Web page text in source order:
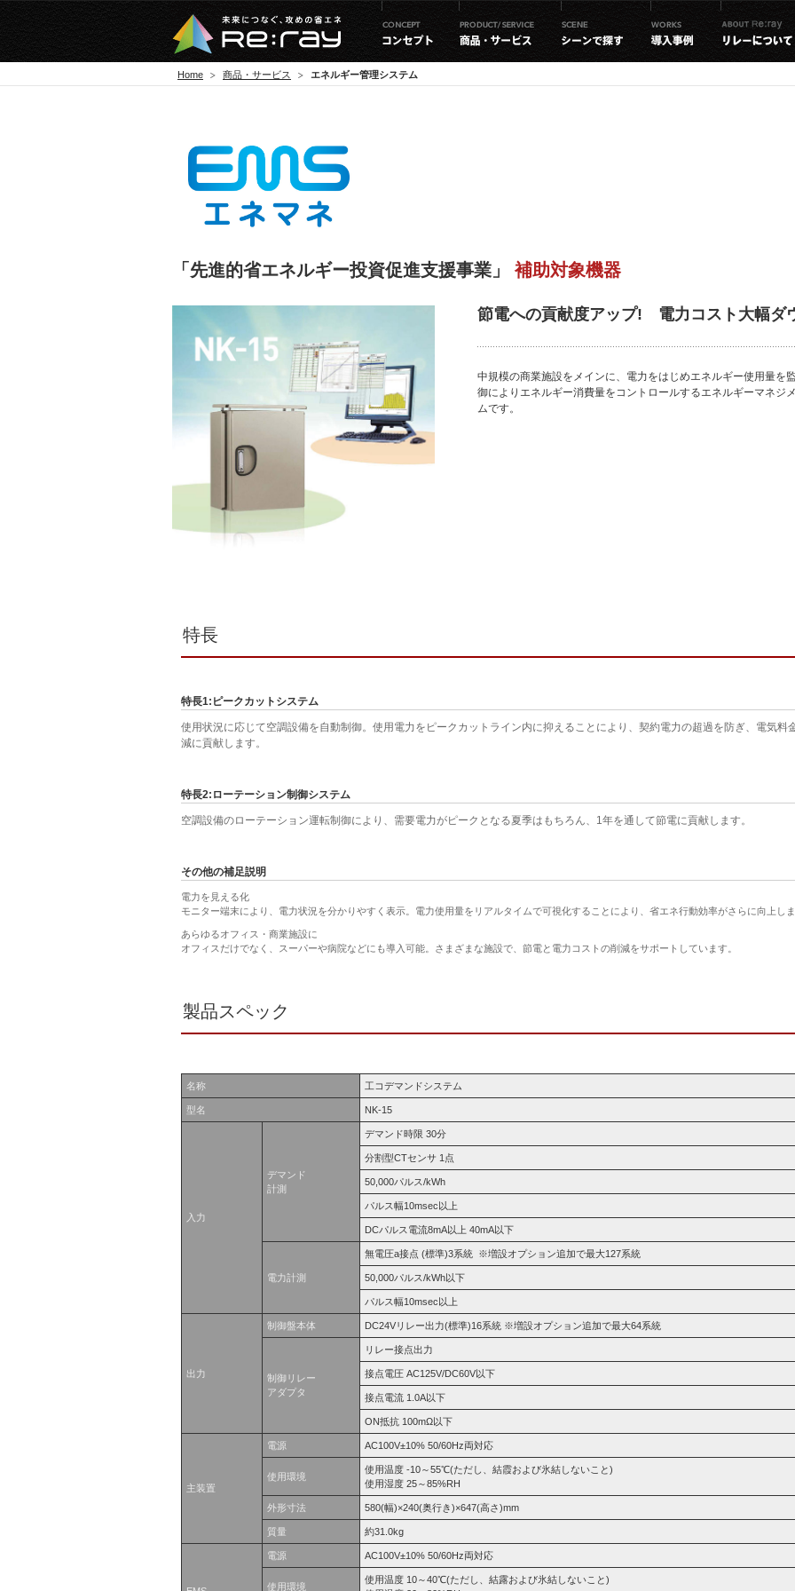
Home 商品・サービス エネルギー管理システム
「先進的省エネルギー投資促進支援事業」 補助対象機器
節電への貢献度アップ! 電力コスト大幅ダ
中規模の商業施設をメインに、電力をはじめエネルギー使用量を
御によりエネルギー消費量をコントロールするエネルギーマネジ
ムです。
特長
特長1:ピークカットシステム
使用状況に応じて空調設備を自動制御。使用電力をピークカットライン内に抑えることにより、契約電力の超過を防ぎ、電気料
減に貢献します。
特長2:ローテーション制御システム
空調設備のローテーション運転制御により、需要電力がピークとなる夏季はもちろん、1年を通して節電に貢献します。
その他の補足説明
電力を見える化
モニター端末により、電力状況を分かりやすく表示。電力使用量をリアルタイムで可視化することにより、省エネ行動効率がさらに向上し
あらゆるオフィス・商業施設に
オフィスだけでなく、スーパーや病院などにも導入可能。さまざまな施設で、節電と電力コストの削減をサポートしています。
製品スペック
名称 工コデマンドシステム
型名 NK-15
入力
デマンド
計測
デマンド時限 30分
分割型CTセンサ 1点
50,000パルス/kWh
パルス幅10msec以上
DCパルス電流8mA以上 40mA以下
電力計測
無電圧a接点 (標準)3系統 ※増設オプション追加で最大127系統
50,000パルス/kWh以下
パルス幅10msec以上
出力
制御盤本体 DC24Vリレー出力(標準)16系統 ※増設オプション追加で最大64系統
制御リレー
アダプタ
リレー接点出力
接点電圧 AC125V/DC60V以下
接点電流 1.0A以下
ON抵抗 100mΩ以下
主装置
電源 AC100V±10% 50/60Hz両対応
使用環境
使用温度 -10～55℃(ただし、結霞および氷結しないこと)
使用湿度 25～85%RH
外形寸法 580(幅)×240(奥行き)×647(高さ)mm
質量 約31.0kg
電源 AC100V±10% 50/60Hz両対応
使用環境
使用温度 10～40℃(ただし、結露および氷結しないこと)